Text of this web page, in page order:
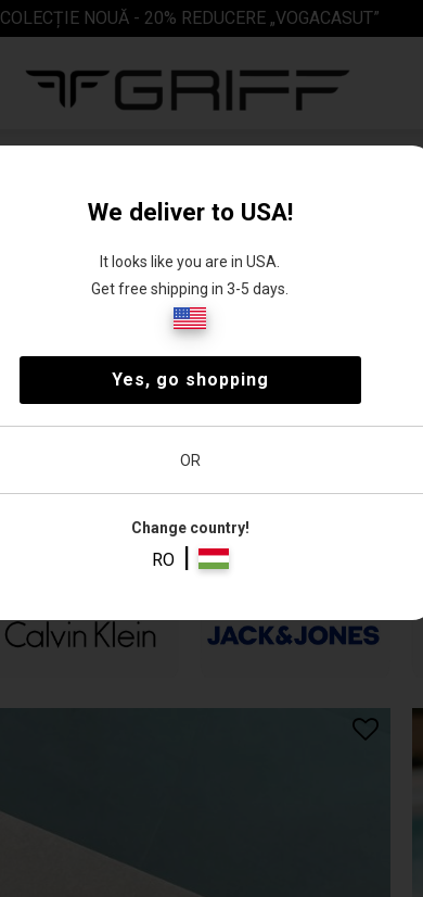
COLECȚIE NOUĂ - 20% REDUCERE „VOGACASUT”
Papuci de
stradă
We deliver to USA!
It looks like you are in USA.
Get free shipping in 3-5 days.
Yes, go shopping
OR
Change country!
RO